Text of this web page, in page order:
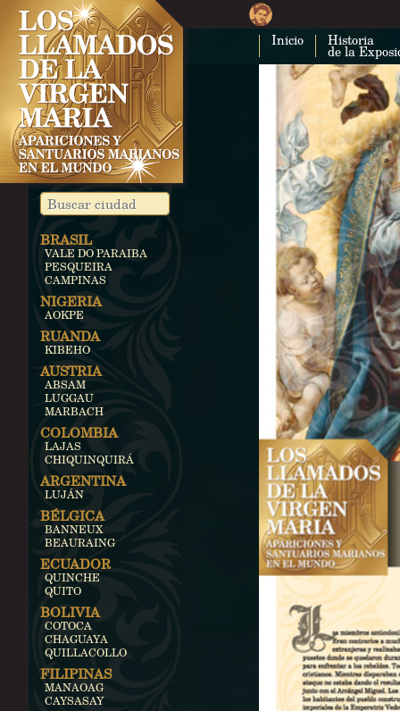
Inicio Historia
de la
BRASIL
VALE DO PARAIBA
PESQUEIRA
CAMPINAS
NIGERIA
AOKPE
RUANDA
KIBEHO
AUSTRIA
ABSAM
LUGGAU
MARBACH
COLOMBIA
LAJAS
CHIQUINQUIRÁ
ARGENTINA
LUJÁN
BÉLGICA
BANNEUX
BEAURAING
ECUADOR
QUINCHE
QUITO
BOLIVIA
COTOCA
CHAGUAYA
QUILLACOLLO
FILIPINAS
MANAOAG
CAYSASAY